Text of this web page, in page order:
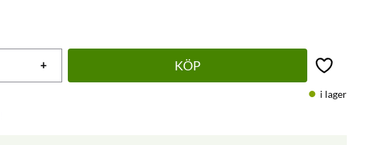
+ KÖP Lägg till
i lager